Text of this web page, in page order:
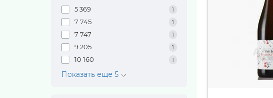
5 369 1
7 745 1
7 747 1
9 205 1
10 160 1
Показать еще 5